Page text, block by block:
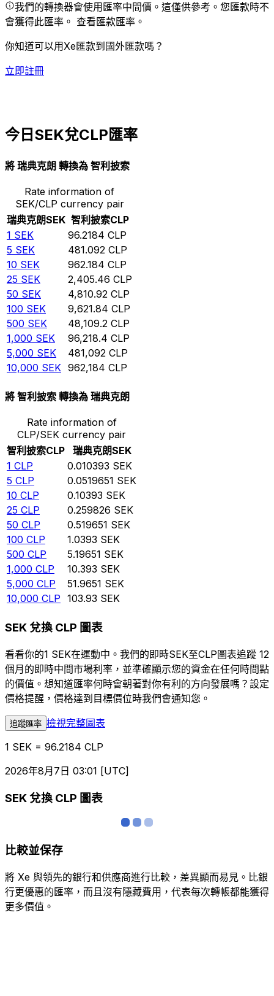
我們的轉換器會使用匯率中間價。這僅供參考。您匯款時不
會獲得此匯率。 查看匯款匯率。
你知道可以用Xe匯款到國外匯款嗎？
立即註冊
今日SEK兌CLP匯率
將 瑞典克朗 轉換為 智利披索
Rate information of
SEK/CLP currency pair
瑞典克朗SEK 智利披索CLP
1 SEK 96.2184 CLP
5 SEK 481.092 CLP
10 SEK 962.184 CLP
25 SEK 2,405.46 CLP
50 SEK 4,810.92 CLP
100 SEK 9,621.84 CLP
500 SEK 48,109.2 CLP
1,000 SEK 96,218.4 CLP
5,000 SEK 481,092 CLP
10,000 SEK 962,184 CLP
將 智利披索 轉換為 瑞典克朗
Rate information of
CLP/SEK currency pair
智利披索CLP 瑞典克朗SEK
1 CLP 0.010393 SEK
5 CLP 0.0519651 SEK
10 CLP 0.10393 SEK
25 CLP 0.259826 SEK
50 CLP 0.519651 SEK
100 CLP 1.0393 SEK
500 CLP 5.19651 SEK
1,000 CLP 10.393 SEK
5,000 CLP 51.9651 SEK
10,000 CLP 103.93 SEK
SEK 兌換 CLP 圖表
看看你的1 SEK在運動中。我們的即時SEK至CLP圖表追蹤 12
個月的即時中間市場利率，並準確顯示您的資金在任何時間點
的價值。想知道匯率何時會朝著對你有利的方向發展嗎？設定
價格提醒，價格達到目標價位時我們會通知您。
追蹤匯率 檢視完整圖表
1 SEK = 96.2184 CLP
2026年8月7日 03:01 [UTC]
SEK 兌換 CLP 圖表
比較並保存
將 Xe 與領先的銀行和供應商進行比較，差異顯而易見。比銀
行更優惠的匯率，而且沒有隱藏費用，代表每次轉帳都能獲得
更多價值。